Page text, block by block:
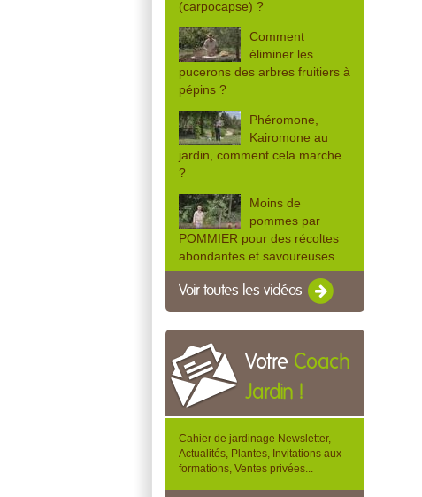
(carpocapse) ?
Comment
éliminer les
pucerons des arbres fruitiers à
pépins ?
Phéromone,
Kairomone au
jardin, comment cela marche
?
Moins de
pommes par
POMMIER pour des récoltes
abondantes et savoureuses
Voir toutes les vidéos
Votre Coach
Jardin !
Cahier de jardinage Newsletter,
Actualités, Plantes, Invitations aux
formations, Ventes privées...